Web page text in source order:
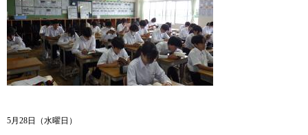
5月28日（水曜日）